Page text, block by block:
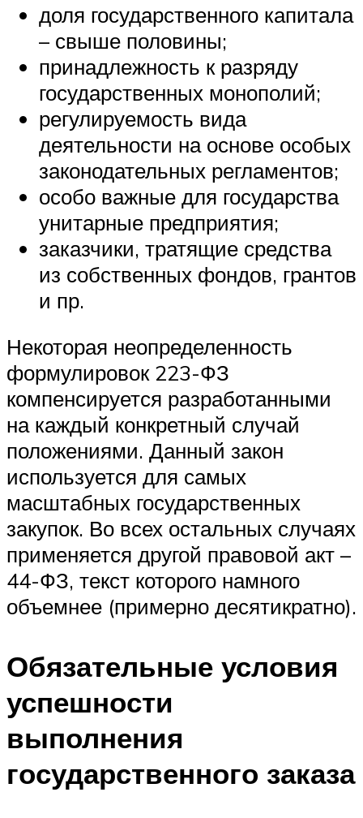
доля государственного капитала
– свыше половины;
принадлежность к разряду
государственных монополий;
регулируемость вида
деятельности на основе особых
законодательных регламентов;
особо важные для государства
унитарные предприятия;
заказчики, тратящие средства
из собственных фондов, грантов
и пр.
Некоторая неопределенность
формулировок 223-ФЗ
компенсируется разработанными
на каждый конкретный случай
положениями. Данный закон
используется для самых
масштабных государственных
закупок. Во всех остальных случаях
применяется другой правовой акт –
44-ФЗ, текст которого намного
объемнее (примерно десятикратно).
Обязательные условия
успешности
выполнения
государственного заказа